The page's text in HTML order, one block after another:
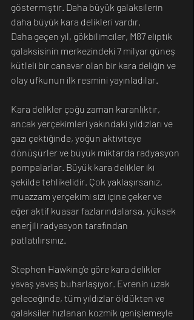
göstermiştir. Daha büyük galaksilerin
daha büyük kara delikleri vardır.
Daha geçen yıl, gökbilimciler, M87 eliptik
galaksisinin merkezindeki 7 milyar güneş
kütleli bir canavar olan bir kara deliğin ve
olay ufkunun ilk resmini yayınladılar.
Kara delikler çoğu zaman karanlıktır,
ancak yerçekimleri yakındaki yıldızları ve
gazı çektiğinde, yoğun aktiviteye
dönüşürler ve büyük miktarda radyasyon
pompalarlar. Büyük kara delikler iki
şekilde tehlikelidir. Çok yaklaşırsanız,
muazzam yerçekimi sizi içine çeker ve
eğer aktif kuasar fazlarındalarsa, yüksek
enerjili radyasyon tarafından
patlatılırsınız.
Stephen Hawking'e göre kara delikler
yavaş yavaş buharlaşıyor. Evrenin uzak
geleceğinde, tüm yıldızlar öldükten ve
galaksiler hızlanan kozmik genişlemeyle